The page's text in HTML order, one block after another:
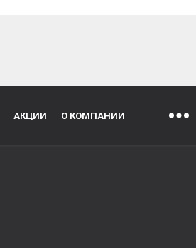
АКЦИИ О КОМПАНИИ